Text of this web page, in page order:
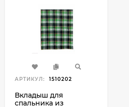
АРТИКУЛ: 1510202
Вкладыш для
спальника из